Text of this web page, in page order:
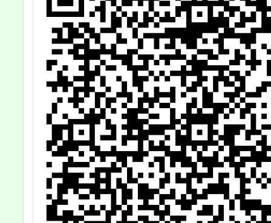
資訊發佈，再次
轉知並鼓勵學
生、教師及學校
踴躍參加，請查
照。
各1